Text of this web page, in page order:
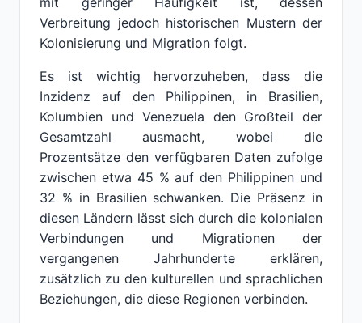
Verbreitung jedoch historischen Mustern der
Kolonisierung und Migration folgt.
Es ist wichtig hervorzuheben, dass die
Inzidenz auf den Philippinen, in Brasilien,
Kolumbien und Venezuela den Großteil der
Gesamtzahl ausmacht, wobei die
Prozentsätze den verfügbaren Daten zufolge
zwischen etwa 45 % auf den Philippinen und
32 % in Brasilien schwanken. Die Präsenz in
diesen Ländern lässt sich durch die kolonialen
Verbindungen und Migrationen der
vergangenen Jahrhunderte erklären,
zusätzlich zu den kulturellen und sprachlichen
Beziehungen, die diese Regionen verbinden.